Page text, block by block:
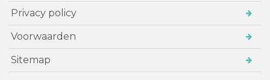
Privacy policy
Voorwaarden
Sitemap